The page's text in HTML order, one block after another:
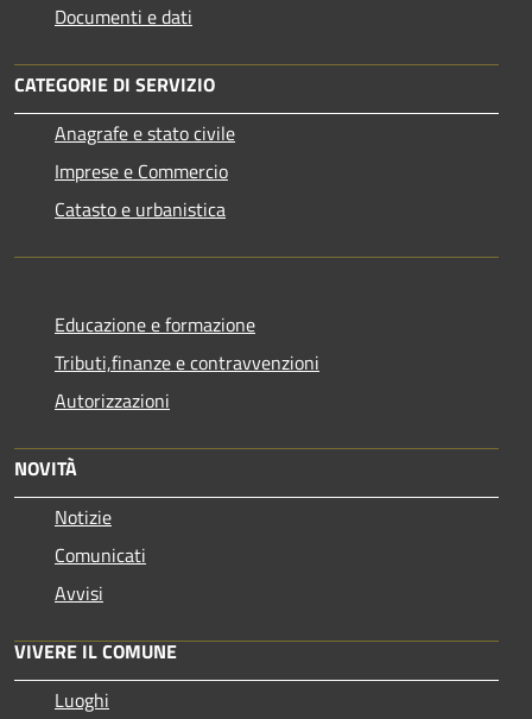
Documenti e dati
CATEGORIE DI SERVIZIO
Anagrafe e stato civile
Imprese e Commercio
Catasto e urbanistica
Educazione e formazione
Tributi,finanze e contravvenzioni
Autorizzazioni
NOVITÀ
Notizie
Comunicati
Avvisi
VIVERE IL COMUNE
Luoghi